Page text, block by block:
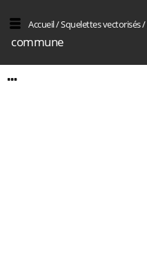
Accueil/Squelettes vectorisés/
commune